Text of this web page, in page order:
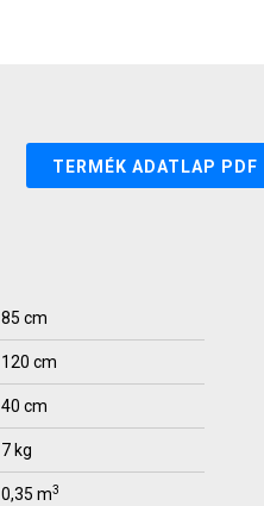
TERMÉK ADATLAP PDF
85 cm
120 cm
40 cm
7 kg
0,35 m3